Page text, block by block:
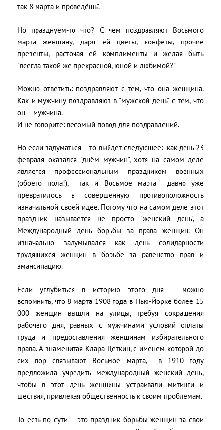
так 8 марта и проведёшь".
Но празднуем-то что? С чем поздравляют Восьмого
марта женщину, даря ей цветы, конфеты, прочие
презенты, расточая ей комплименты и желая быть
"всегда такой же прекрасной, юной и любимой?"
Можно ответить: поздравляют с тем, что она женщина.
Как и мужчину поздравляют в "мужской день" с тем, что
он – мужчина.
И не говорите: весомый повод для поздравлений.
Но если задуматься – то выйдет следующее: как день 23
февраля оказался "днём мужчин", хотя на самом деле
является профессиональным праздником военных
(обоего пола!), так и Восьмое марта давно уже
превратилось в совершенную противоположность
изначальной своей идее. Потому что на самом деле этот
праздник называется не просто "женский день", а
Международный день борьбы за права женщин. Он
изначально задумывался как день солидарности
трудящихся женщин в борьбе за равенство прав и
эмансипацию.
Если углубиться в историю этого дня – можно
вспомнить, что 8 марта 1908 года в Нью-Йорке более 15
000 женщин вышли на улицы, требуя сокращения
рабочего дня, равных c мужчинами условий оплаты
труда и предоставления женщинам избирательного
права. А знаменитая Клара Цеткин, с именем которой до
сих пор связывают Восьмое марта, в 1910 году
предложила учредить международный женский день,
чтобы в этот день женщины устраивали митинги и
шествия, привлекая общественность к своим проблемам.
То есть по сути – это праздник борьбы женщин за свои